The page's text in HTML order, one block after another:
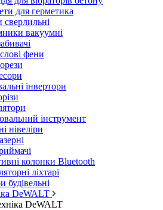
для герметика
сверлильні
вакуумні
фени
інвертори
інструмент
нівеліри
колонки Bluetooth
ліхтарі
будівельні
DeWALT
DeWALT